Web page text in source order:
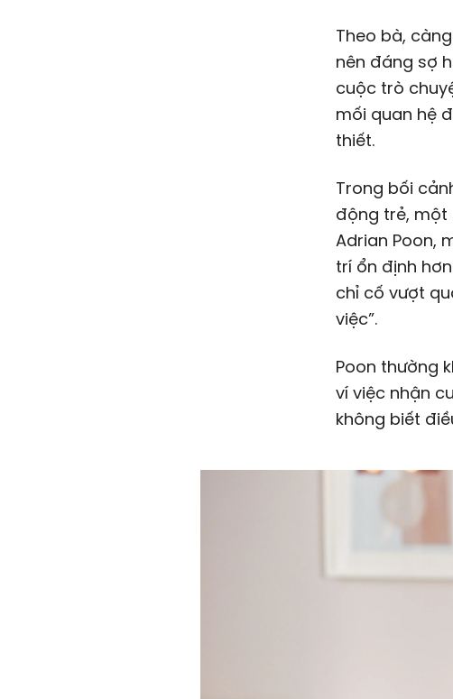
Theo bà,
nên đáng sợ
cuộc trò
mối quan hệ
thiết.
Trong bối
động trẻ, một
Adrian Poon,
trí ổn định
chỉ cố vượt
việc”.
Poon thường
ví việc nhận
không biết